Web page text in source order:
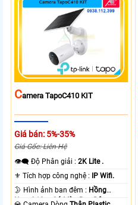
CAmera TapoC410 KIT
Giá bán: 5%-35%
Giá Gốc: Liên Hệ
👁️‍🗨 Độ Phân giải :2K Lite .
⚜️ Tích hợp công nghệ : IP Wifi.
🌛 Hình ảnh ban đêm : Hồng
Ngoại 10m Có Màu Ban Ðêm.